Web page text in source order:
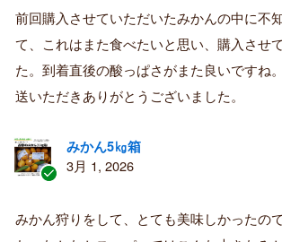
証
済
み
購
者
前回購入させていただいたみかんの中に不
て、これはまた食べたいと思い、購入させ
た。到着直後の酸っぱさがまた良いですね
送いただきありがとうございました。
証
済
みかん5㎏箱
3月 1, 2026
みかん狩りをして、とても美味しかったの